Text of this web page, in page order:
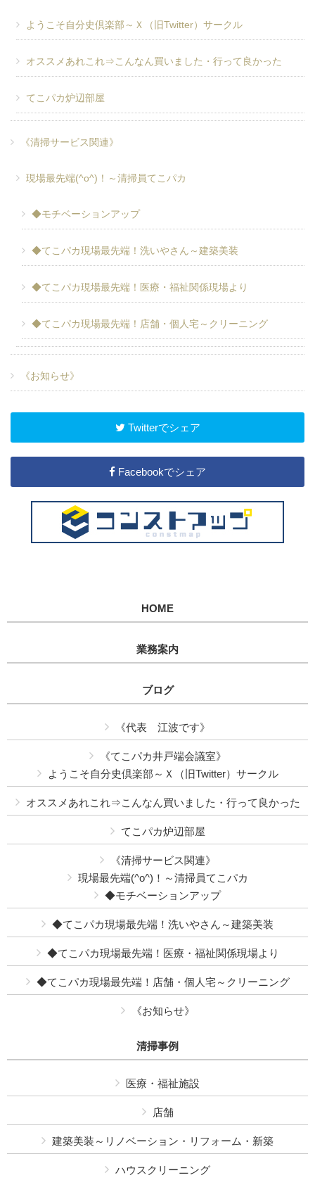
ようこそ自分史倶楽部～Ｘ（旧Twitter）サークル
オススメあれこれ⇒こんなん買いました・行って良かった
てこパカ炉辺部屋
《清掃サービス関連》
現場最先端(^o^)！～清掃員てこパカ
◆モチベーションアップ
◆てこパカ現場最先端！洗いやさん～建築美装
◆てこパカ現場最先端！医療・福祉関係現場より
◆てこパカ現場最先端！店舗・個人宅～クリーニング
《お知らせ》
Twitterでシェア
Facebookでシェア
HOME
業務案内
ブログ
《代表 江波です》
《てこパカ井戸端会議室》
ようこそ自分史倶楽部～Ｘ（旧Twitter）サークル
オススメあれこれ⇒こんなん買いました・行って良かった
てこパカ炉辺部屋
《清掃サービス関連》
現場最先端(^o^)！～清掃員てこパカ
◆モチベーションアップ
◆てこパカ現場最先端！洗いやさん～建築美装
◆てこパカ現場最先端！医療・福祉関係現場より
◆てこパカ現場最先端！店舗・個人宅～クリーニング
《お知らせ》
清掃事例
医療・福祉施設
店舗
建築美装～リノベーション・リフォーム・新築
ハウスクリーニング